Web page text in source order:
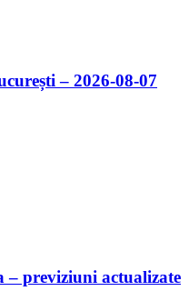
– 2026-08-07
– previziuni actualizate